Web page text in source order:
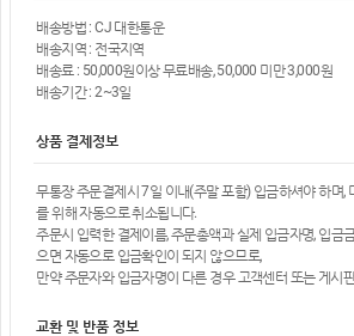
배송방법 : CJ 대한통운
배송지역 : 전국지역
배송료 : 50,000원이상 무료배송, 50,000 미만 3,000원
배송기간 : 2~3일
상품 결제정보
무통장 주문결제시 7일 이내(주말 포함) 입금하셔야 하며,
를 위해 자동으로 취소됩니다.
주문시 입력한 결제이름, 주문총액과 실제 입금자명, 입금
으면 자동으로 입금확인이 되지 않으므로,
만약 주문자와 입금자명이 다른 경우 고객센터 또는 게시
교환 및 반품 정보